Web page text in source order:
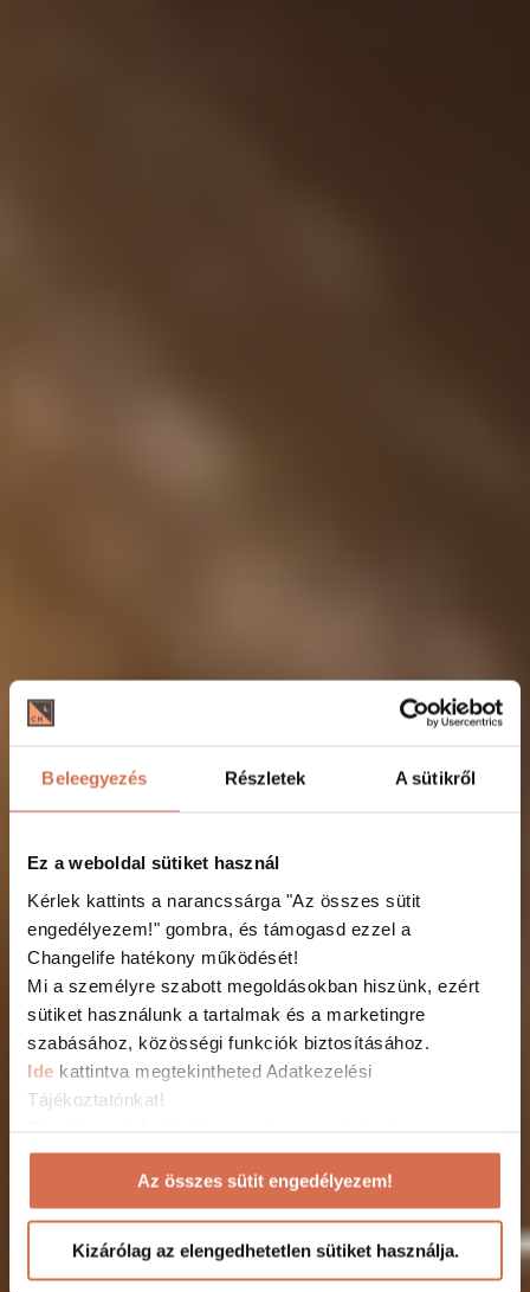
Beleegyezés Részletek A sütikről
Ez a weboldal sütiket használ
Kérlek kattints a narancssárga "Az összes sütit
engedélyezem!" gombra, és támogasd ezzel a
Changelife hatékony működését!
Mi a személyre szabott megoldásokban hiszünk, ezért
sütiket használunk a tartalmak és a marketingre
szabásához, közösségi funkciók biztosításához.
Ide kattintva megtekintheted Adatkezelési
Tájékoztatónkat!
weboldalunkon a Cookie nyilatkozathoz való
hozzájárulásodat a weboldalunk láblécében található
"Cookie Nyilatkozat" linkre kattintva.
Az összes sütit engedélyezem!
Kizárólag az elengedhetetlen sütiket használja.